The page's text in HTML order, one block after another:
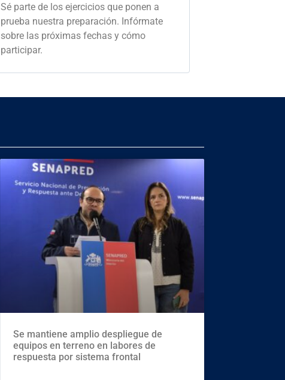
Sé parte de los ejercicios que ponen a
prueba nuestra preparación. Infórmate
sobre las próximas fechas y cómo
participar.
Se mantiene amplio despliegue de
equipos en terreno en labores de
respuesta por sistema frontal